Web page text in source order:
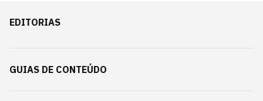
EDITORIAS
GUIAS DE CONTEÚDO